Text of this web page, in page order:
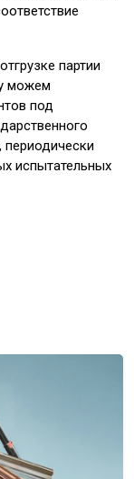
партии
можем
под
испытательных